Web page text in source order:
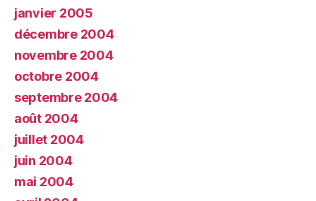
janvier 2005
décembre 2004
novembre 2004
octobre 2004
septembre 2004
août 2004
juillet 2004
juin 2004
mai 2004